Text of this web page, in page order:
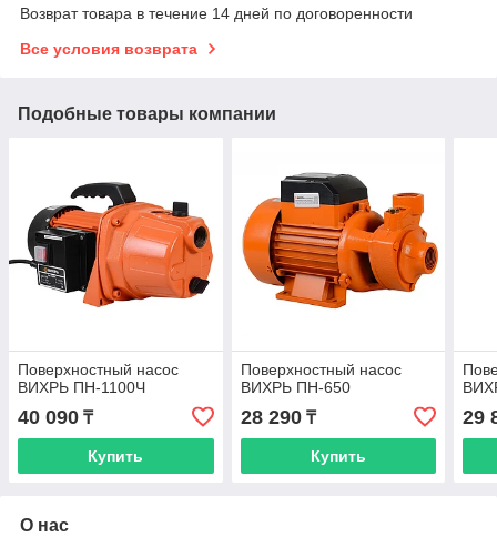
Возврат товара в течение 14 дней по договоренности
Все условия возврата
Подобные товары компании
Поверхностный насос
ВИХРЬ ПН-1100Ч
40 090 ₸
Купить
Поверхностный насос
ВИХРЬ ПН-650
28 290₸
Купить
29
О нас